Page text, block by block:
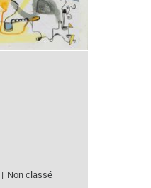
| Non classé